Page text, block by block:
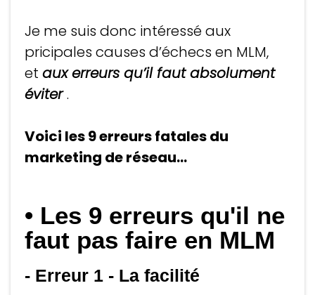
Je me suis donc intéressé aux
pricipales causes d’échecs en MLM,
et aux erreurs qu’il faut absolument
éviter.
Voici les 9 erreurs fatales du
marketing de réseau...
• Les 9 erreurs qu'il ne
faut pas faire en MLM
- Erreur 1 - La facilité